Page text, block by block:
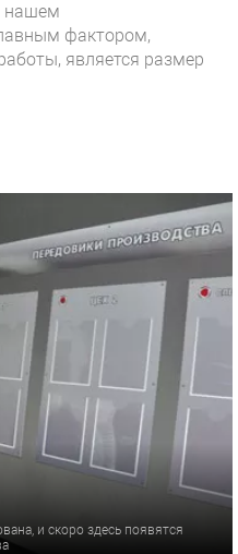
нашем
фактором,
является размер
и скоро здесь появятся